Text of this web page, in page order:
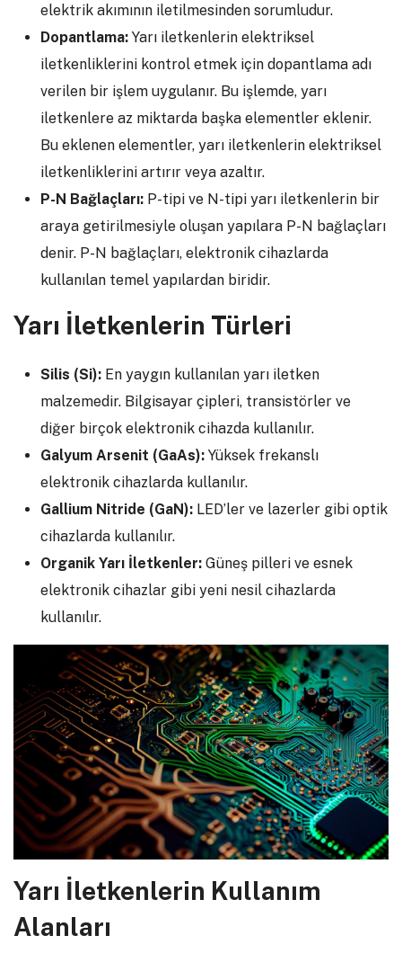
elektrik akımının iletilmesinden sorumludur.
Dopantlama: Yarı iletkenlerin elektriksel
iletkenliklerini kontrol etmek için dopantlama adı
verilen bir işlem uygulanır. Bu işlemde, yarı
iletkenlere az miktarda başka elementler eklenir.
Bu eklenen elementler, yarı iletkenlerin elektriksel
iletkenliklerini artırır veya azaltır.
P-N Bağlaçları: P-tipi ve N-tipi yarı iletkenlerin bir
araya getirilmesiyle oluşan yapılara P-N bağlaçları
denir. P-N bağlaçları, elektronik cihazlarda
kullanılan temel yapılardan biridir.
Yarı İletkenlerin Türleri
Silis (Si): En yaygın kullanılan yarı iletken
malzemedir. Bilgisayar çipleri, transistörler ve
diğer birçok elektronik cihazda kullanılır.
Galyum Arsenit (GaAs): Yüksek frekanslı
elektronik cihazlarda kullanılır.
Gallium Nitride (GaN): LED’ler ve lazerler gibi optik
cihazlarda kullanılır.
Organik Yarı İletkenler: Güneş pilleri ve esnek
elektronik cihazlar gibi yeni nesil cihazlarda
kullanılır.
Yarı İletkenlerin Kullanım
Alanları